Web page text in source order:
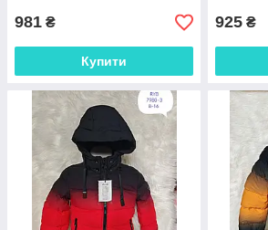
981 ₴
Купити
925 ₴